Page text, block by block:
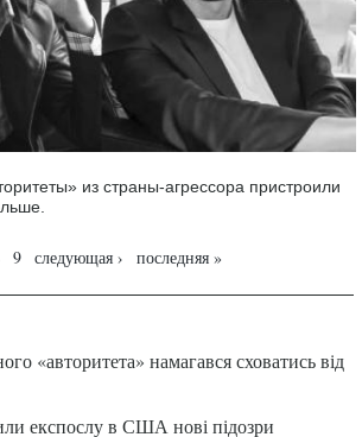
из страны-агрессора пристроили
9 следующая › последняя »
«авторитета» намагався сховатись від
експослу в США нові підозри